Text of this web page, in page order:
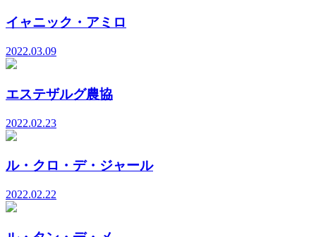
イャニック・アミロ
2022.03.09
エステザルグ農協
2022.02.23
ル・クロ・デ・ジャール
2022.02.22